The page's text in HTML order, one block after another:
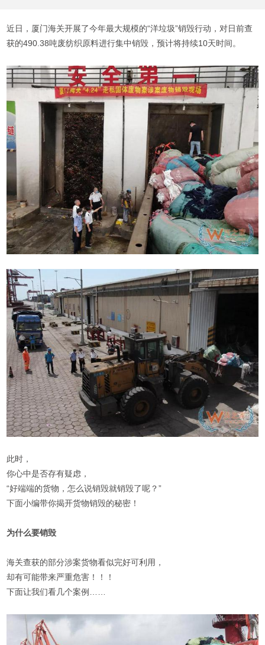
近日，厦门海关开展了今年最大规模的“洋垃圾”销毁行动，对日前查
获的490.38吨废纺织原料进行集中销毁，预计将持续10天时间。
此时，
你心中是否存有疑虑，
“好端端的货物，怎么说销毁就销毁了呢？”
下面小编带你揭开货物销毁的秘密！
为什么要销毁
海关查获的部分涉案货物看似完好可利用，
却有可能带来严重危害！！！
下面让我们看几个案例……